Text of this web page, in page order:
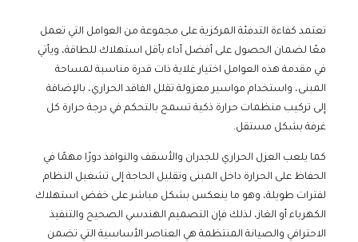
تعتمد كفاءة التدفئة المركزية على مجموعة من العوامل التي تعمل
معًا لضمان الحصول على أفضل أداء بأقل استهلاك للطاقة، ويأتي
في مقدمة هذه العوامل اختيار غلاية ذات قدرة مناسبة لمساحة
المبنى، واستخدام مواسير معزولة تقلل الفاقد الحراري، بالإضافة
إلى تركيب منظمات حرارة ذكية تسمح بالتحكم في درجة حرارة كل
غرفة بشكل مستقل.
كما يلعب العزل الحراري للجدران والأسقف والنوافذ دورًا مهمًا في
الحفاظ على الحرارة داخل المبنى وتقليل الحاجة إلى تشغيل النظام
لفترات طويلة، وهو ما ينعكس بشكل مباشر على خفض استهلاك
الكهرباء أو الغاز، لذلك فإن التصميم الهندسي الصحيح والتنفيذ
الاحترافي والصيانة المنتظمة هي العناصر الأساسية التي تضمن